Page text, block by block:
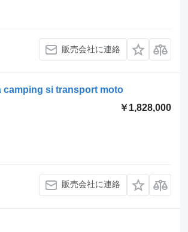
販売会社に連絡
camping si transport moto
￥1,828,000
販売会社に連絡